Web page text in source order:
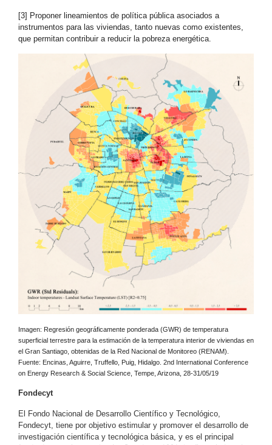
[3] Proponer lineamientos de política pública asociados a
instrumentos para las viviendas, tanto nuevas como existentes,
que permitan contribuir a reducir la pobreza energética.
Imagen: Regresión geográficamente ponderada (GWR) de temperatura
superficial terrestre para la estimación de la temperatura interior de viviendas en
el Gran Santiago, obtenidas de la Red Nacional de Monitoreo (RENAM).
Fuente: Encinas, Aguirre, Truffello, Puig, Hidalgo. 2nd International Conference
on Energy Research & Social Science, Tempe, Arizona, 28-31/05/19
Fondecyt
El Fondo Nacional de Desarrollo Científico y Tecnológico,
Fondecyt, tiene por objetivo estimular y promover el desarrollo de
investigación científica y tecnológica básica, y es el principal